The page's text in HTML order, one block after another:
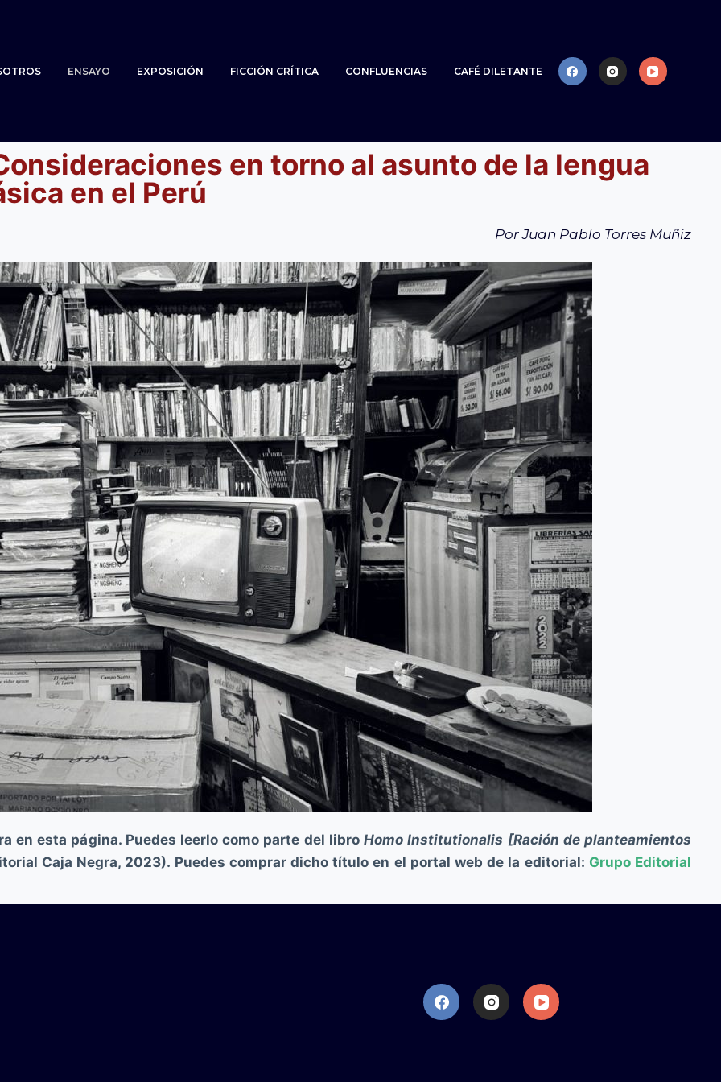
ENSAYO EXPOSICIÓN FICCIÓN CRÍTICA CONFLUENCIAS CAFÉ DILETANTE
en torno al asunto de la lengua
en el Perú
Por Juan Pablo Torres Muñiz
en esta página. Puedes leerlo como parte del libroHomo Institutionalis [Ración de planteamientos
Caja Negra, 2023). Puedes comprar dicho título en el portal web de la editorial: Grupo Editorial